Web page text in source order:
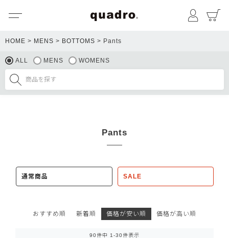
マイペ
HOME MENS BOTTOMS Pants
ALL MENS WOMENS
Pants
通常商品 SALE
おすすめ順 新着順 価格が安い順 価格が高い順
90件中 1 -30件表示